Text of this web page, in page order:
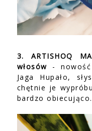
3. ARTISHOQ
włosów -
Jaga Hupało,
chętnie je
bardzo obiecująco.